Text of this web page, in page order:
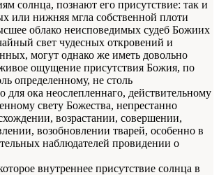
солнца, познают его присутствие: так и
или нижняя мгла собственной плоти
облако неисповедимых судеб Божиих
свет чудесных откровений и
могут однако же иметь довольно
ощущение присутствия Божия, по
определенному, не столь
для ока неослепленнаго, действительному
свету Божества, непрестанно
возрастании, совершении,
возобновлении тварей, особенно в
наблюдателей провидении о
внутреннее присутствие солнца в